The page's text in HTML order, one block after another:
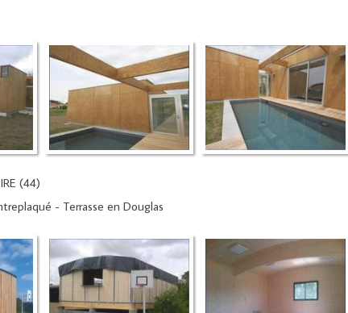
(44)
- Terrasse en Douglas